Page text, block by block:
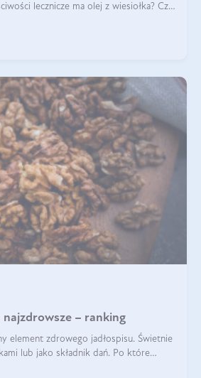
lecznicze ma olej z wiesiołka? Czy
– ranking
element zdrowego jadłospisu. Świetnie
lub jako składnik dań. Po które